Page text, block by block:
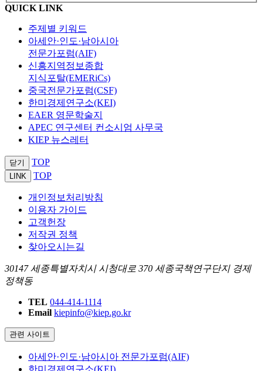
QUICK LINK
주제별 키워드
아세안·인도·남아시아
전문가포럼(AIF)
신흥지역정보종합
지식포탈(EMERiCs)
중국전문가포럼(CSF)
한미경제연구소(KEI)
EAER 영문학술지
APEC 연구센터 컨소시엄 사무국
KIEP 뉴스레터
닫기 TOP
LINK TOP
개인정보처리방침
이용자 가이드
고객헌장
저작권 정책
찾아오시는길
30147 세종특별자치시 시청대로 370 세종국책연구단지 경제
정책동
TEL 044-414-1114
Email kiepinfo@kiep.go.kr
관련 사이트
아세안·인도·남아시아 전문가포럼(AIF)